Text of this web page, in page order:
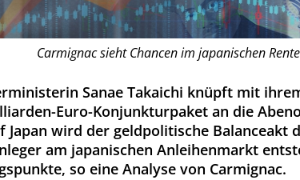
Carmignac sieht Chancen im japanischen
Sanae Takaichi knüpft mit
Euro-Konjunkturpaket an die
Japan wird der geldpolitische Balanceakt
am japanischen Anleihenmarkt
so eine Analyse von Carmignac.